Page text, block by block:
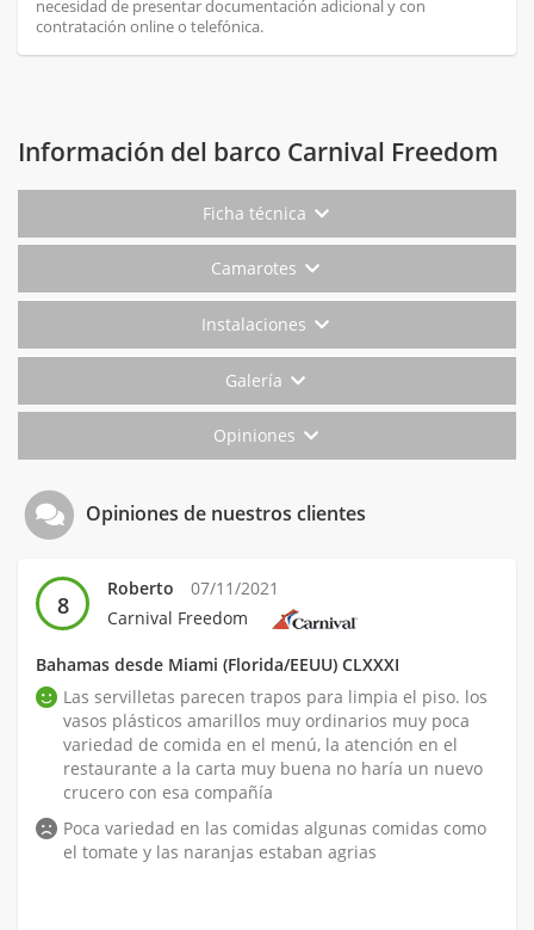
necesidad de presentar documentación adicional y con
contratación online o telefónica.
Información del barco Carnival Freedom
Ficha técnica
Camarotes
Instalaciones
Galería
Opiniones
Opiniones de nuestros clientes
8
Roberto
07/11/2021
Carnival Freedom
Bahamas desde Miami (Florida/EEUU) CLXXXI
Las servilletas parecen trapos para limpia el piso. los
vasos plásticos amarillos muy ordinarios muy poca
variedad de comida en el menú, la atención en el
restaurante a la carta muy buena no haría un nuevo
crucero con esa compañía
Poca variedad en las comidas algunas comidas como
el tomate y las naranjas estaban agrias